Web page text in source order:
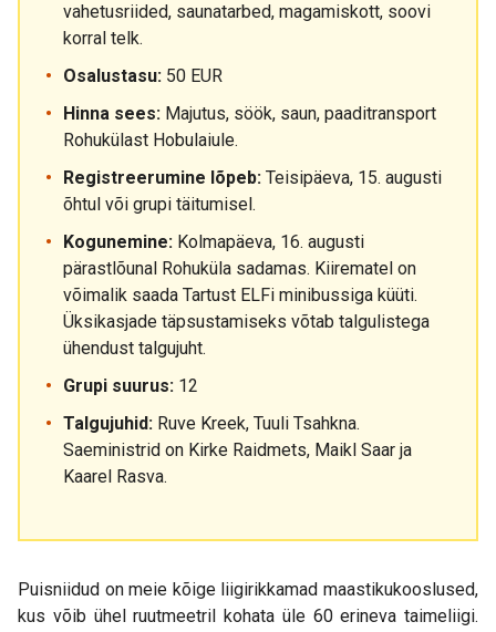
vahetusriided, saunatarbed, magamiskott, soovi
korral telk.
Osalustasu: 50 EUR
Hinna sees: Majutus, söök, saun, paaditransport
Rohukülast Hobulaiule.
Registreerumine lõpeb: Teisipäeva, 15. augusti
õhtul või grupi täitumisel.
Kogunemine: Kolmapäeva, 16. augusti
pärastlõunal Rohuküla sadamas. Kiirematel on
võimalik saada Tartust ELFi minibussiga küüti.
Üksikasjade täpsustamiseks võtab talgulistega
ühendust talgujuht.
Grupi suurus: 12
Talgujuhid: Ruve Kreek, Tuuli Tsahkna.
Saeministrid on Kirke Raidmets, Maikl Saar ja
Kaarel Rasva.
Puisniidud on meie kõige liigirikkamad maastikukooslused,
kus võib ühel ruutmeetril kohata üle 60 erineva taimeliigi.